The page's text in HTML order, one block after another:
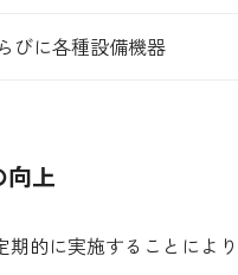
びに各種設備機器
向上
的に実施することによ